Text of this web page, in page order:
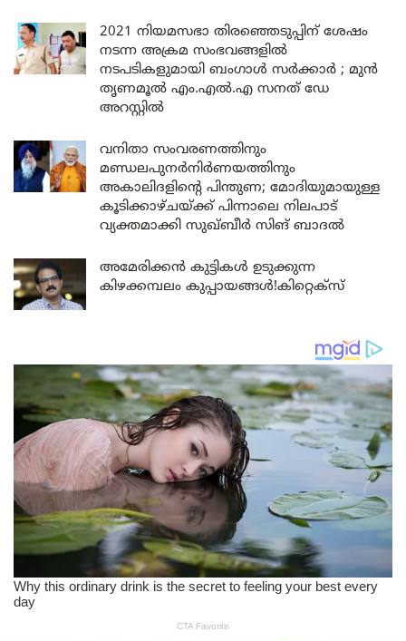
2021 നിയമസഭാ തിരഞ്ഞെടുപ്പിന് ശേഷം
നടന്ന അക്രമ സംഭവങ്ങളിൽ
നടപടികളുമായി ബംഗാൾ സർക്കാർ ; മുൻ
തൃണമൂൽ എം.എൽ.എ സനത് ഡേ
അറസ്റ്റിൽ
വനിതാ സംവരണത്തിനും
മണ്ഡലപുനർനിർണയത്തിനും
അകാലിദളിന്റെ പിന്തുണ; മോദിയുമായുള്ള
കൂടിക്കാഴ്ചയ്ക്ക് പിന്നാലെ നിലപാട്
വ്യക്തമാക്കി സുഖ്ബീർ സിങ് ബാദൽ
അമേരിക്കൻ കുട്ടികൾ ഉടുക്കുന്ന
കിഴക്കമ്പലം കുപ്പായങ്ങൾ!കിറ്റെക്സ്